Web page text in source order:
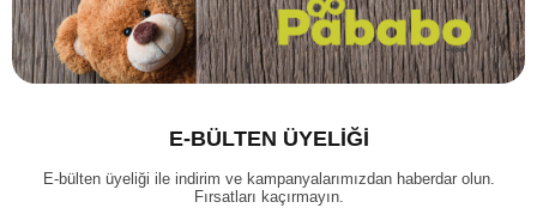
E-BÜLTEN ÜYELİĞİ
E-bülten üyeliği ile indirim ve kampanyalarımızdan haberdar olun.
Fırsatları kaçırmayın.